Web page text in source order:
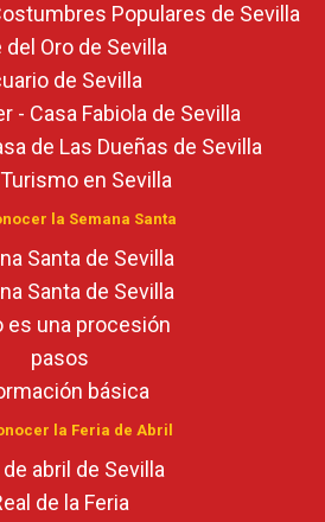
Populares de Sevilla
del Oro de Sevilla
de Sevilla
- Casa Fabiola de Sevilla
de Las Dueñas de Sevilla
Turismo en Sevilla
la Semana Santa
Santa de Sevilla
Santa de Sevilla
es una procesión
pasos
básica
la Feria de Abril
de abril de Sevilla
de la Feria